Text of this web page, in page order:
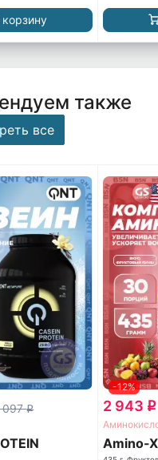
корзину
также
все
097q
-12%
2 943 q
Amino-X